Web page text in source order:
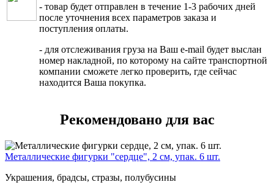
- товар будет отправлен в течение 1-3 рабочих дней
после уточнения всех параметров заказа и
поступления оплаты.
- для отслеживания груза на Ваш e-mail будет выслан
номер накладной, по которому на сайте транспортной
компании сможете легко проверить, где сейчас
находится Ваша покупка.
Рекомендовано для вас
Металлические фигурки "сердце", 2 см, упак. 6 шт.
Украшения, брадсы, стразы, полубусины